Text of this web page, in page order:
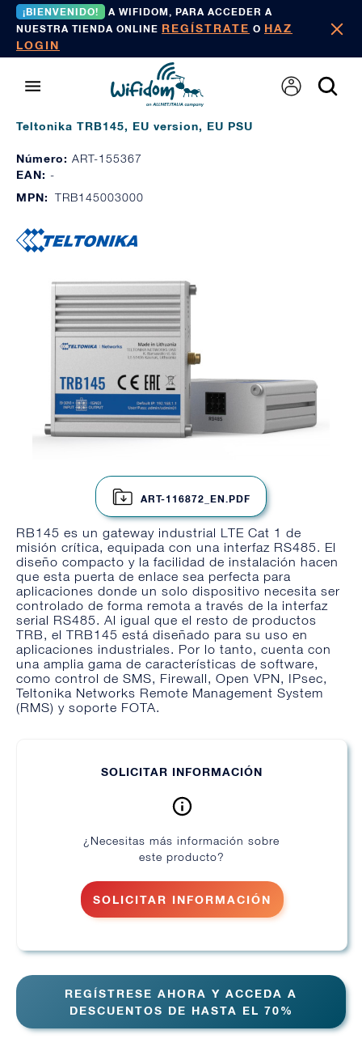
¡BIENVENIDO!
A WIFIDOM, PARA ACCEDER A
NUESTRA TIENDA ONLINE REGÍSTRATE O HAZ
LOGIN
Teltonika TRB145, EU version, EU PSU
Número: ART-155367
EAN: -
MPN: TRB145003000
ART-116872_EN.PDF
RB145 es un gateway industrial LTE Cat 1 de
misión crítica, equipada con una interfaz RS485. El
diseño compacto y la facilidad de instalación hacen
que esta puerta de enlace sea perfecta para
aplicaciones donde un solo dispositivo necesita ser
controlado de forma remota a través de la interfaz
serial RS485. Al igual que el resto de productos
TRB, el TRB145 está diseñado para su uso en
aplicaciones industriales. Por lo tanto, cuenta con
una amplia gama de características de software,
como control de SMS, Firewall, Open VPN, IPsec,
Teltonika Networks Remote Management System
(RMS) y soporte FOTA.
SOLICITAR INFORMACIÓN
¿Necesitas más información sobre
este producto?
SOLICITAR INFORMACIÓN
REGÍSTRESE AHORA Y ACCEDA A
DESCUENTOS DE HASTA EL 70%